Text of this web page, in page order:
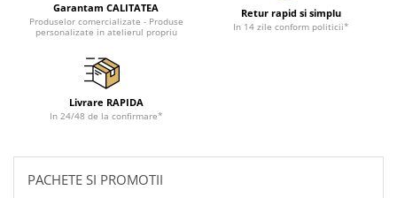
Garantam CALITATEA
Produselor comercializate - Produse
personalizate in atelierul propriu
Retur rapid si simplu
In 14 zile conform politicii*
Livrare RAPIDA
In 24/48 de la confirmare*
PACHETE SI PROMOTII